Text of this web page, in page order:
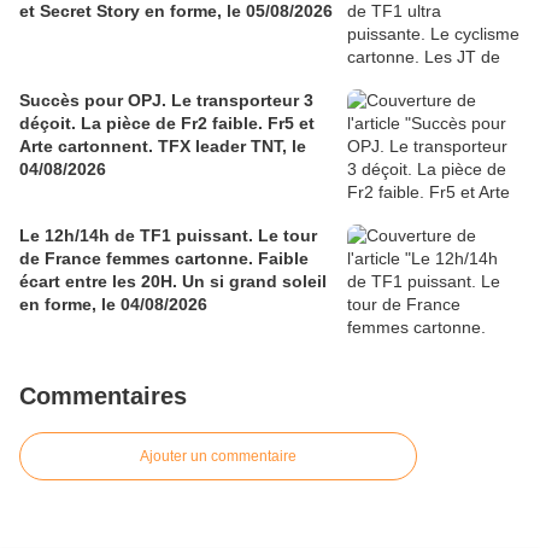
et Secret Story en forme, le 05/08/2026
Succès pour OPJ. Le transporteur 3
déçoit. La pièce de Fr2 faible. Fr5 et
Arte cartonnent. TFX leader TNT, le
04/08/2026
Le 12h/14h de TF1 puissant. Le tour
de France femmes cartonne. Faible
écart entre les 20H. Un si grand soleil
en forme, le 04/08/2026
Commentaires
Ajouter un commentaire